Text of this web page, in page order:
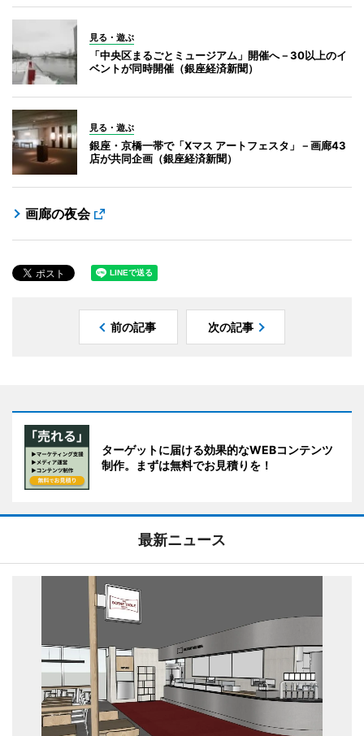
見る・遊ぶ
「中央区まるごとミュージアム」開催へ－30以上のイ
ベントが同時開催（銀座経済新聞）
見る・遊ぶ
銀座・京橋一帯で「Xマス アートフェスタ」－画廊43
店が共同企画（銀座経済新聞）
画廊の夜会
前の記事 次の記事
ターゲットに届ける効果的なWEBコンテンツ
制作。まずは無料でお見積りを！
最新ニュース